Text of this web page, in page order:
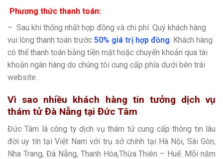
Phương thức thanh toán:
– Sau khi thống nhất hợp đồng và chi phí. Quý khách hàng
vui lòng thanh toán trước 50% giá trị hợp đồng. Khách hàng
có thể thanh toán bằng tiền mặt hoặc chuyển khoản qua tài
khoản ngân hàng do chúng tôi cung cấp phía dưới bên trái
website.
Vì sao nhiều khách hàng tin tưởng dịch vụ
thám tử Đà Nẵng tại Đức Tâm
Đức Tâm là công ty dịch vụ thám tử cung cấp thông tin lâu
đời uy tín tại Việt Nam với trụ sở chính tại Hà Nội, Sài Gòn,
Nha Trang, Đà Nẵng, Thanh Hóa,Thừa Thiên – Huế. Mỗi năm